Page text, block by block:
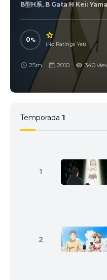
B型H系, B Gata H Kei:
0
(No Ratings Yet)
25m 2010 340
Temporada 1
1
2